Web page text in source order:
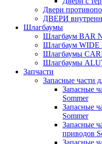
Двери
ДВЕРИ
Шлагбаумы
Шлагбаум BAR
Шлагбаум WIDE
Шлагбаумы
Шлагбаумы
Запчасти
Запасные части
Запасные
Sommer
Запасные
Sommer
Запасные
приводов
Запасные